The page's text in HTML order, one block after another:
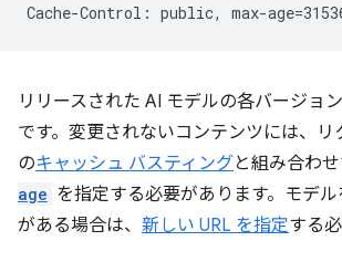
リリースされた AI モデルの各バージョ
です。変更されないコンテンツには、リ
のキャッシュ バスティングと組み合わ
age を指定する必要があります。モデ
がある場合は、 新しい URL を指定する